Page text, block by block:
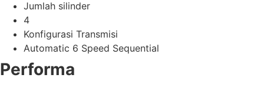
Jumlah silinder
4
Konfigurasi Transmisi
Automatic 6 Speed Sequential
Performa